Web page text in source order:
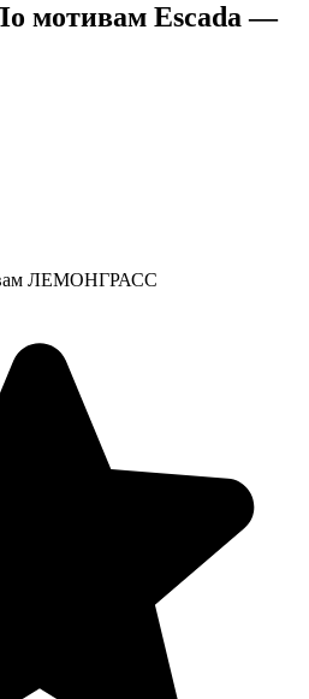
мотивам Escada —